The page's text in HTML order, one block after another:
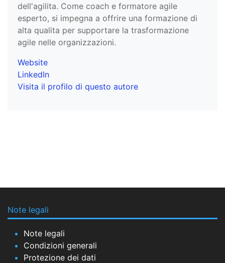
dell'agilita. Come coach e formatore agile
esperto, si impegna a offrire una formazione di
alta qualita per supportare la trasformazione
agile nelle organizzazioni.
Website
LinkedIn
Visita il profilo di questo autore
Note legali
Note legali
Condizioni generali
Protezione dei dati